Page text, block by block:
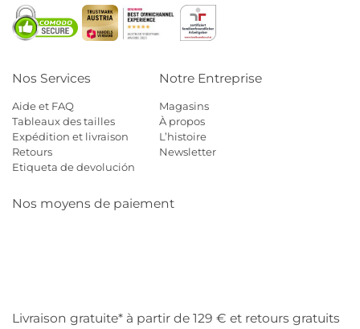
Nos Services
Aide et FAQ
Tableaux des tailles
Expédition et livraison
Retours
Etiqueta de devolución
Notre Entreprise
Magasins
À propos
L’histoire
Newsletter
Nos moyens de paiement
Livraison gratuite* à partir de 129 € et retours gratuits